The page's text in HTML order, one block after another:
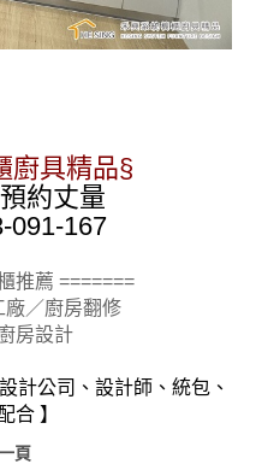
廚具精品§
約丈量
091-167
推薦 =======
廠／廚房翻修
房設計
計公司、設計師、統包、
合 】
頁